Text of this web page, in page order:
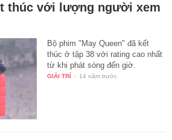
thúc với lượng người xem
Bộ phim "May Queen" đã kết
thúc ở tập 38 với rating cao nhất
từ khi phát sóng đến giờ.
GIẢI TRÍ - 14 năm trước